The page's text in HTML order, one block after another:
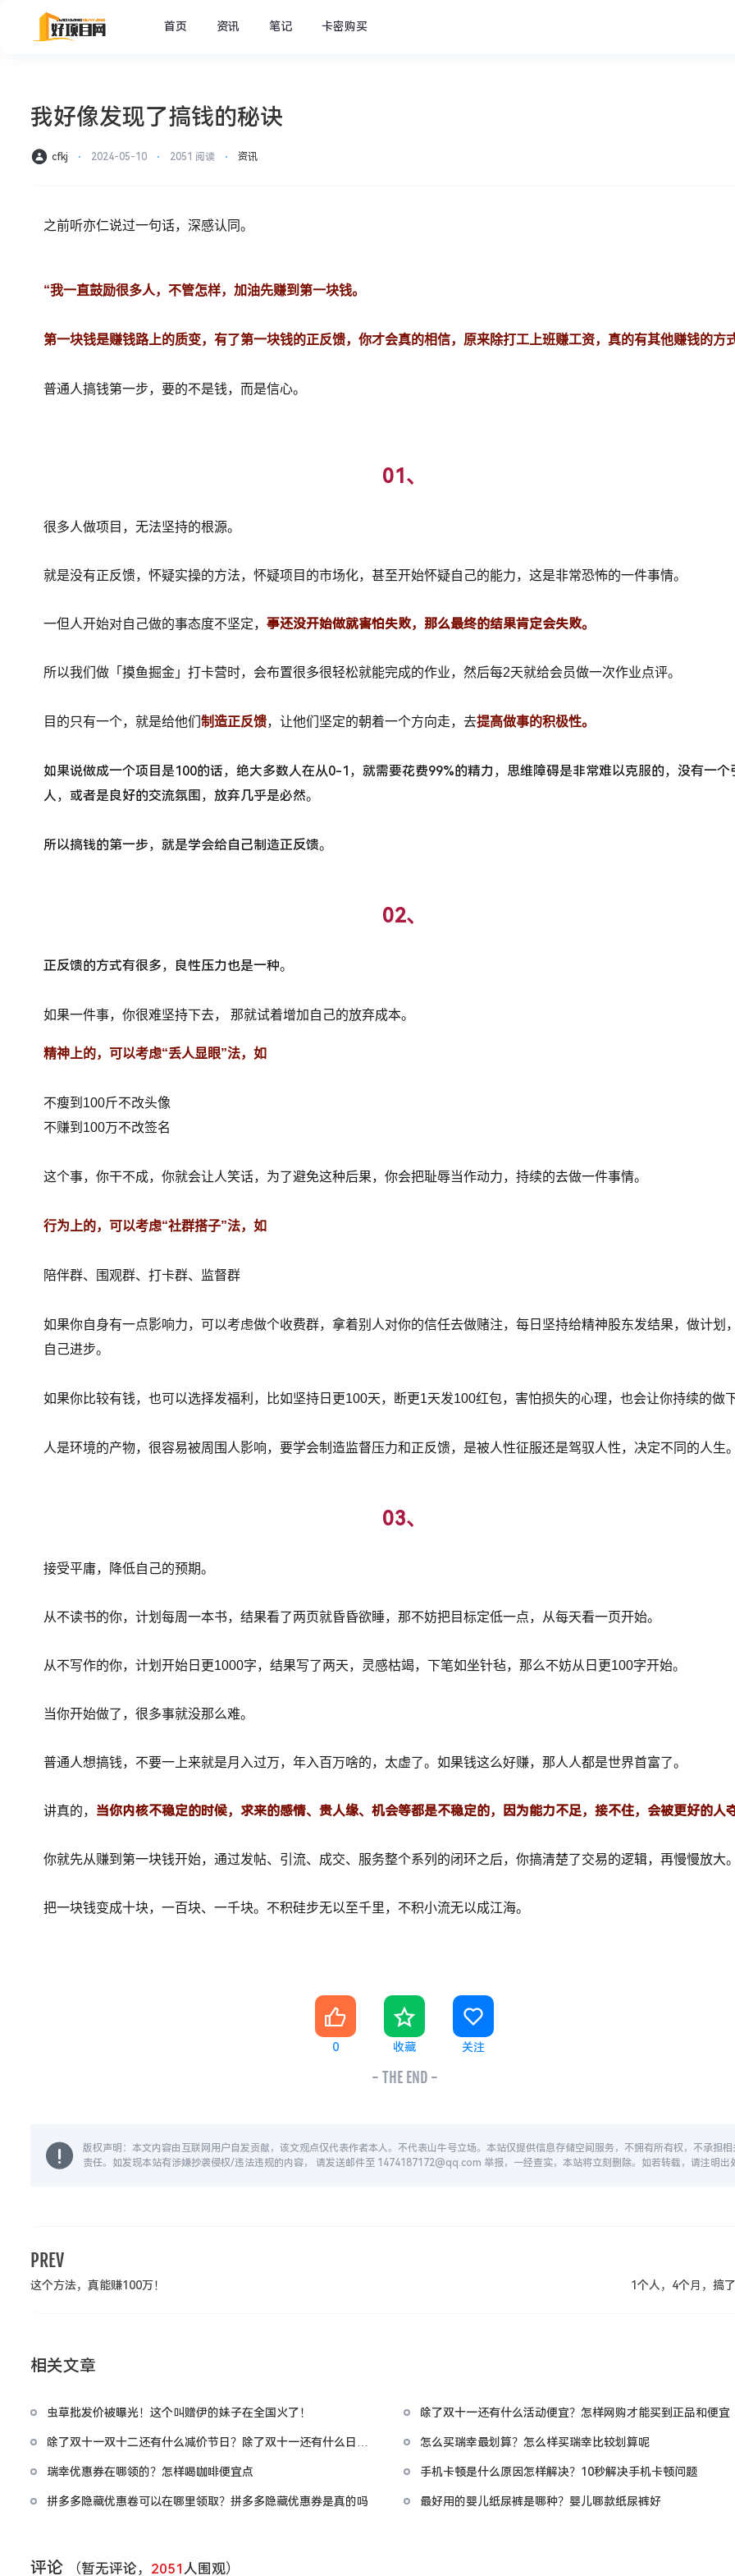
首页 资讯 笔记 卡密购买
我好像发现了搞钱的秘诀
cfkj ⋅ 2024-05-10 ⋅ 2051 阅读 ⋅ 资讯
之前听亦仁说过一句话，深感认同。
“我一直鼓励很多人，不管怎样，加油先赚到第一块钱。
第一块钱是赚钱路上的质变，有了第一块钱的正反馈，你才会真的相信，原来除打工上班赚工资，真的有其他赚钱的方
普通人搞钱第一步，要的不是钱，而是信心。
01、
很多人做项目，无法坚持的根源。
就是没有正反馈，怀疑实操的方法，怀疑项目的市场化，甚至开始怀疑自己的能力，这是非常恐怖的一件事情。
一但人开始对自己做的事态度不坚定， 事还没开始做就害怕失败，那么最终的结果肯定会失败。
所以我们做「摸鱼掘金」打卡营时，会布置很多很轻松就能完成的作业，然后每2天就给会员做一次作业点评。
目的只有一个，就是给他们 制造正反馈，让他们坚定的朝着一个方向走，去提高做事的积极性。
如果说做成一个项目是100的话，绝大多数人在从0-1，就需要花费99%的精力，思维障碍是非常难以克服的，没有一个
人，或者是良好的交流氛围，放弃几乎是必然。
所以搞钱的第一步，就是学会给自己制造正反馈。
02、
正反馈的方式有很多， 良性压力也是一种。
如果一件事，你很难坚持下去， 那就试着增加自己的放弃成本。
精神上的，可以考虑“丢人显眼”法，如
不瘦到100斤不改头像
不赚到100万不改签名
这个事，你干不成，你就会让人笑话，为了避免这种后果，你会把耻辱当作动力，持续的去做一件事情。
行为上的，可以考虑“社群搭子”法，如
陪伴群、围观群、打卡群、监督群
如果你自身有一点影响力，可以考虑做个收费群，拿着别人对你的信任去做赌注，每日坚持给精神股东发结果，做计划
自己进步。
如果你比较有钱，也可以选择发福利，比如坚持日更100天，断更1天发100红包，害怕损失的心理，也会让你持续的做
人是环境的产物， 很容易被周围人影响，要学会制造监督压力和正反馈，是被人性征服还是驾驭人性，决定不同的人生
03、
接受平庸，降低自己的预期。
从不读书的你，计划每周一本书，结果看了两页就昏昏欲睡，那不妨把目标定低一点，从每天看一页开始。
从不写作的你，计划开始日更1000字，结果写了两天，灵感枯竭，下笔如坐针毡，那么不妨从日更100字开始。
当你开始做了，很多事就没那么难。
普通人想搞钱，不要一上来就是月入过万，年入百万啥的，太虚了。如果钱这么好赚，那人人都是世界首富了。
讲真的， 当你内核不稳定的时候，求来的感情、贵人缘、机会等都是不稳定的，因为能力不足，接不住，会被更好的人
你就先从赚到第一块钱开始，通过发帖、引流、成交、服务整个系列的闭环之后，你搞清楚了交易的逻辑，再慢慢放大
把一块钱变成十块，一百块、一千块。 不积硅步无以至千里，不积小流无以成江海。
0 收藏 关注
- THE END -
版权声明：本文内容由互联网用户自发贡献，该文观点仅代表作者本人。不代表山牛号立场。本站仅提供信息存储空间服务，不拥有所有权，不承担相
责任。如发现本站有涉嫌抄袭侵权/违法违规的内容， 请发送邮件至 1474187172@qq.com 举报，一经查实，本站将立刻删除。如若转载，请注明出
PREV
这个方法，真能赚100万！ 1个人，4个月，搞
相关文章
虫草批发价被曝光！这个叫赠伊的妹子在全国火了！ 除了双十一还有什么活动便宜？怎样网购才能买到正品和便宜
除了双十一双十二还有什么减价节日？除了双十一还有什么日期
怎么买瑞幸最划算？怎么样买瑞幸比较划算呢
瑞幸优惠券在哪领的？怎样喝咖啡便宜点 手机卡顿是什么原因怎样解决？10秒解决手机卡顿问题
拼多多隐藏优惠卷可以在哪里领取？拼多多隐藏优惠券是真的吗 最好用的婴儿纸尿裤是哪种？婴儿哪款纸尿裤好
评论 （暂无评论， 2051 人围观）